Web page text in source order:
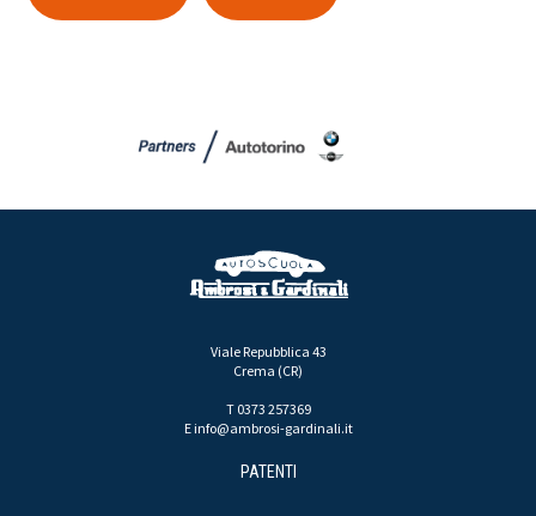
Viale Repubblica 43
Crema (CR)
T 0373 257369
E info@ambrosi-gardinali.it
PATENTI